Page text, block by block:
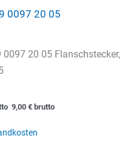
0097 20 05
0097 20 05
9,00 € brutto